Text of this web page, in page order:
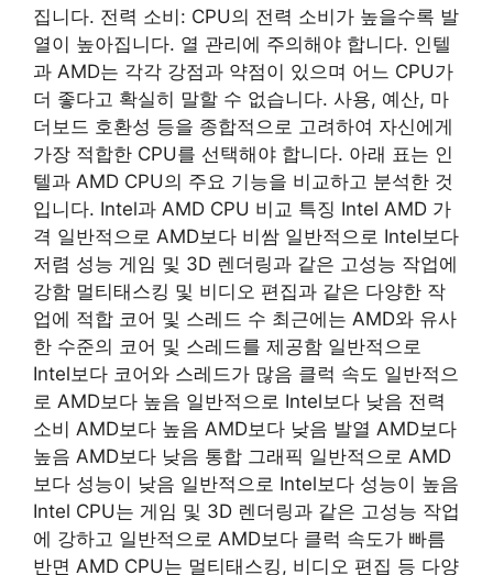
집니다. 전력 소비: CPU의 전력 소비가 높을수록 발
열이 높아집니다. 열 관리에 주의해야 합니다. 인텔
과 AMD는 각각 강점과 약점이 있으며 어느 CPU가
더 좋다고 확실히 말할 수 없습니다. 사용, 예산, 마
더보드 호환성 등을 종합적으로 고려하여 자신에게
가장 적합한 CPU를 선택해야 합니다. 아래 표는 인
텔과 AMD CPU의 주요 기능을 비교하고 분석한 것
입니다. Intel과 AMD CPU 비교 특징 Intel AMD 가
격 일반적으로 AMD보다 비쌈 일반적으로 Intel보다
저렴 성능 게임 및 3D 렌더링과 같은 고성능 작업에
강함 멀티태스킹 및 비디오 편집과 같은 다양한 작
업에 적합 코어 및 스레드 수 최근에는 AMD와 유사
한 수준의 코어 및 스레드를 제공함 일반적으로
Intel보다 코어와 스레드가 많음 클럭 속도 일반적으
로 AMD보다 높음 일반적으로 Intel보다 낮음 전력
소비 AMD보다 높음 AMD보다 낮음 발열 AMD보다
높음 AMD보다 낮음 통합 그래픽 일반적으로 AMD
보다 성능이 낮음 일반적으로 Intel보다 성능이 높음
Intel CPU는 게임 및 3D 렌더링과 같은 고성능 작업
에 강하고 일반적으로 AMD보다 클럭 속도가 빠름
반면 AMD CPU는 멀티태스킹, 비디오 편집 등 다양